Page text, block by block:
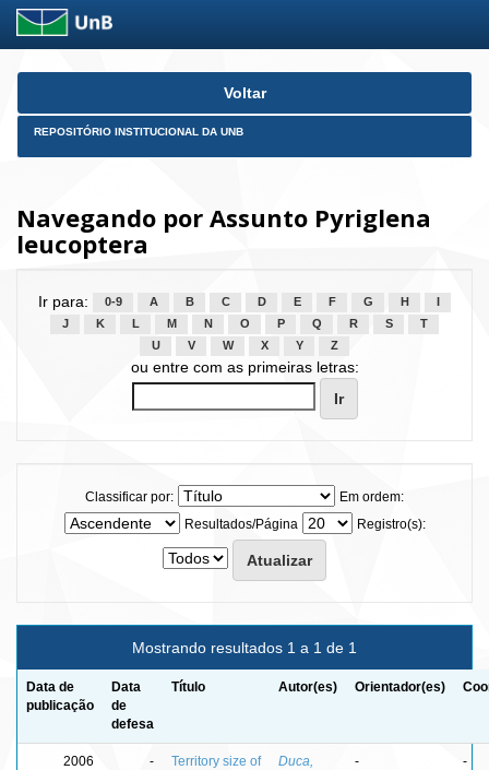
Skip
Voltar
REPOSITÓRIO INSTITUCIONAL DA UNB
Navegando por Assunto Pyriglena
leucoptera
Ir para: 0-9 A B C D E F G H
J
K L M N O P Q R S
T
U
V W X Y Z
ou entre com as primeiras letras:
Classificar por:
Em ordem:
Resultados/Página
Registro(s):
Mostrando resultados 1 a 1 de 1
Data de
publicação
Data
de
defesa
Título Autor(es) Orientador(es)
2006 -
Territory size of
Duca,
- -